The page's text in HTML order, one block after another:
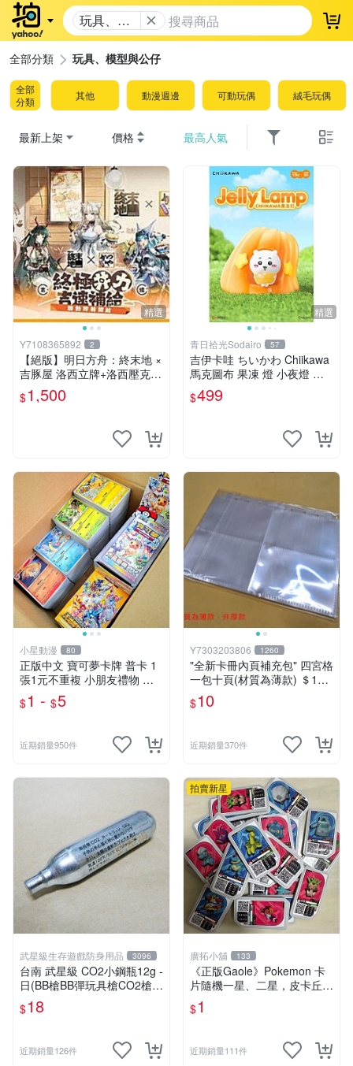
玩具、模
型與公仔
登
全部分類 玩具、模型與公仔
全部
分類
其他 動漫週邊 可動玩偶 絨毛玩偶
最新上架 價格 最高人氣
精選
Y7108365892 2
【絕版】明日方舟：終末地 ×
吉豚屋 洛西立牌+洛西壓克力
吊飾+洛西透卡
$1,500
精選
青日拾光Sodairo 57
吉伊卡哇 ちいかわ Chiikawa
馬克圖布 果凍 燈 小夜燈 吉
伊 烏薩奇
$499
小星動漫 80
正版中文 寶可夢卡牌 普卡 1
張1元不重複 小朋友禮物 補
習班獎勵 中文版 PTCG寶可
夢卡 官方現貨
$1 - $5
近期銷量950件
Y7303203806 1260
"全新卡冊內頁補充包" 四宮格
一包十頁(材質為薄款) ＄10
元 (下單最少十包)
$10
近期銷量370件
武星級生存遊戲防身用品 3096
台南 武星級 CO2小鋼瓶12g -
日(BB槍BB彈玩具槍CO2槍長
槍短槍模型槍壓縮氣瓶氮氣瓶
$18
近期銷量126件
拍賣新星
廣拓小舖 133
《正版Gaole》Pokemon 卡
片隨機一星、二星，皮卡丘、
小火龍、秒花種子、傑尼龜
$1
近期銷量111件